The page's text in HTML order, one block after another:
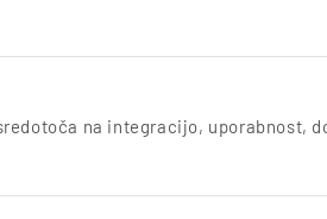
na integracijo, uporabnost,